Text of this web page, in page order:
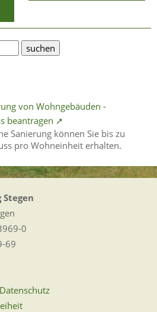
von Wohngebäuden -
beantragen ➚
Sanierung können Sie bis zu
pro Wohneinheit erhalten.
0
69
Datenschutz